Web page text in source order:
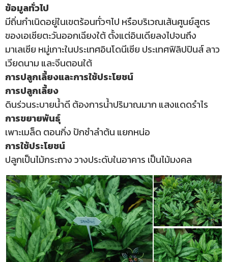
ข้อมูลทั่วไป
มีถิ่นกำเนิดอยู่ในเขตร้อนทั่วๆไป หรือบริเวณเส้นศูนย์สูตร
ของเอเชียตะวันออกเฉียงใต้ ตั้งแต่อินเดียลงไปจนถึง
มาเลเซีย หมู่เกาะในประเทศอินโดนีเซีย ประเทศฟิลิปปินส์ ลาว
เวียดนาม และจีนตอนใต้
การปลูกเลี้ยงและการใช้ประโยชน์
การปลูกเลี้ยง
ดินร่วนระบายน้ำดี ต้องการน้ำปริมาณมาก แสงแดดรำไร
การขยายพันธุ์
เพาะเมล็ด ตอนกิ่ง ปักชำลำต้น แยกหน่อ
การใช้ประโยชน์
ปลูกเป็นไม้กระถาง วางประดับในอาคาร เป็นไม้มงคล